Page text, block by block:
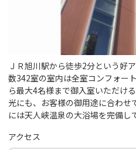
ＪＲ旭川駅から徒歩2分という好
数342室の室内は全室コンフォー
ら最大4名様まで御入室いただけ
光にも、お客様の御用途に合わ
には天人峡温泉の大浴場を完備し
アクセス